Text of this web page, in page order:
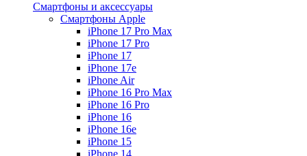
Смартфоны и аксессуары
Смартфоны Apple
iPhone 17 Pro Max
iPhone 17 Pro
iPhone 17
iPhone 17e
iPhone Air
iPhone 16 Pro Max
iPhone 16 Pro
iPhone 16
iPhone 16e
iPhone 15
iPhone 14